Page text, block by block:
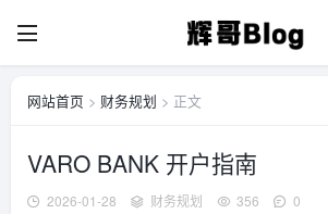
网站首页 > 财务规划 > 正文
VARO BANK 开户指南
2026-01-28 财务规划 356 0